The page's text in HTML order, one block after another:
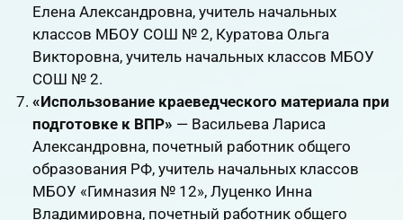
Елена Александровна, учитель начальных
классов МБОУ СОШ № 2, Куратова Ольга
Викторовна, учитель начальных классов МБОУ
СОШ № 2.
«Использование краеведческого материала при
подготовке к ВПР» — Васильева Лариса
Александровна, почетный работник общего
образования РФ, учитель начальных классов
МБОУ «Гимназия № 12», Луценко Инна
Владимировна, почетный работник общего